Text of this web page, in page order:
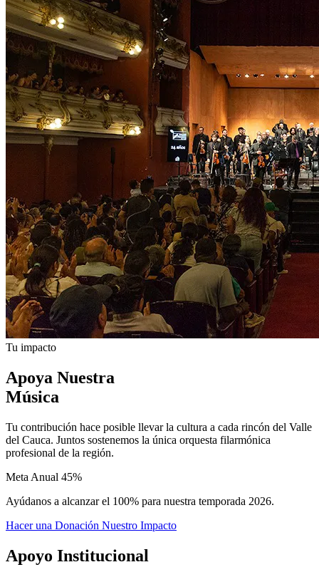
Tu impacto
Apoya Nuestra
Música
Tu contribución hace posible llevar la cultura a cada rincón del Valle
del Cauca. Juntos sostenemos la única orquesta filarmónica
profesional de la región.
Meta Anual 45%
Ayúdanos a alcanzar el 100% para nuestra temporada 2026.
Hacer una Donación Nuestro Impacto
Apoyo Institucional